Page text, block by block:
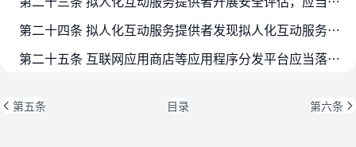
第二十四条 拟人化互动服务提供者发现拟人化互动服务存在重大安全风险的，应当采取限制功能、停止向用户提供服务等处置措施，并保存有关记录。
第二十五条 互联网应用商店等应用程序分发平台应当落实上架审核、日常管理、应急处置等安全管理责任，核验提供拟人化互动服务应用程序相关安全评估、备案等情况；对违反国家有关规定的…
第五条 目录 第六条